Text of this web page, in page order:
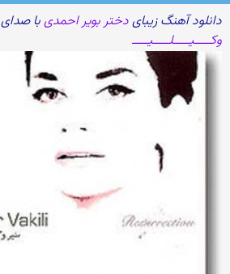
دانلود آهنگ زیبایدختر بویر احمدیبا صدای
وکـــــیـــــلـــــیـــــ